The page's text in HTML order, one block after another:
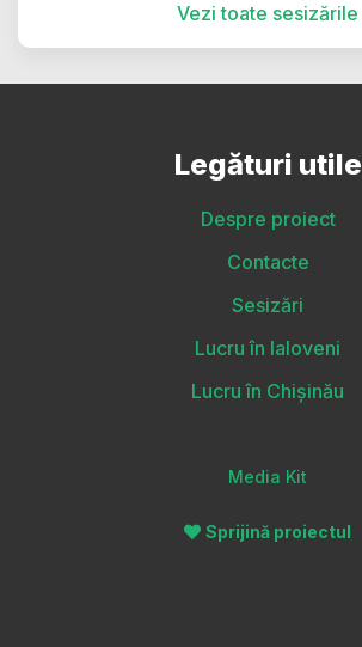
Vezi toate sesizările
Legături utile
Despre proiect
Contacte
Sesizări
Lucru în Ialoveni
Lucru în Chișinău
Media Kit
Sprijină proiectul